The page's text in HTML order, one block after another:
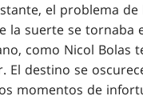
el problema de
la suerte se tornaba
como Nicol Bolas
El destino se
momentos de